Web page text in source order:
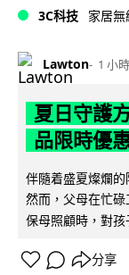
3C科技 家居無
Lawton 1 小時
夏日守護
品限時優
伴隨着盛夏燦爛
然而，父母在忙
保母照顧時，對
分享